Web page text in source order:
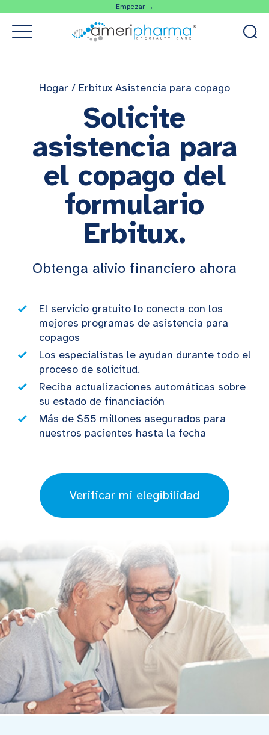
Empezar →
Hogar / Erbitux Asistencia para copago
Solicite
asistencia para
el copago del
formulario
Erbitux.
Obtenga alivio financiero ahora
El servicio gratuito lo conecta con los
mejores programas de asistencia para
copagos
Los especialistas le ayudan durante todo el
proceso de solicitud.
Reciba actualizaciones automáticas sobre
su estado de financiación
Más de $55 millones asegurados para
nuestros pacientes hasta la fecha
Verificar mi elegibilidad